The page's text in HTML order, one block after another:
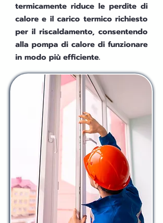
termicamente riduce le perdite di
calore e il carico termico richiesto
per il riscaldamento, consentendo
alla pompa di calore di funzionare
in modo più efficiente.